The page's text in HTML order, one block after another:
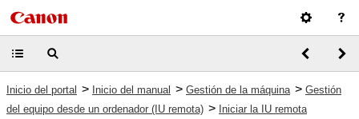
Inicio del portal > Inicio del manual > Gestión de la máquina > Gestión
del equipo desde un ordenador (IU remota) > Iniciar la IU remota